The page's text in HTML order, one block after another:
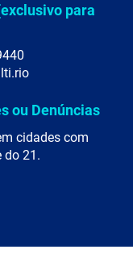
para
ou Denúncias
cidades com
do 21.